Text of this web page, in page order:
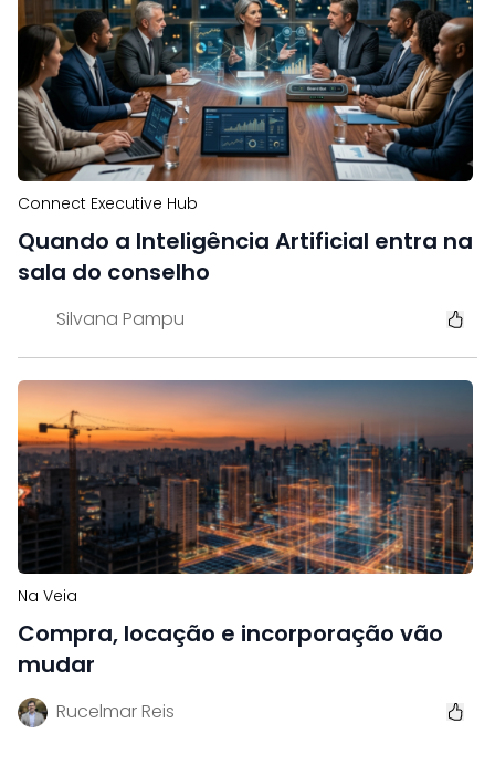
Connect Executive Hub
Quando a Inteligência Artificial entra na
sala do conselho
Silvana Pampu
Na Veia
Compra, locação e incorporação vão
mudar
Rucelmar Reis